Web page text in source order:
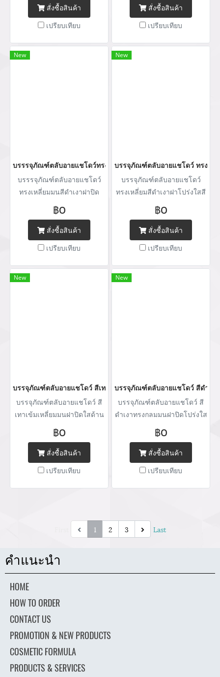
สั่งซื้อสินค้า
เปรียบเทียบ
สั่งซื้อสินค้า
เปรียบเทียบ
New
บรรรจุภัณฑ์ตลับอายแชโดว์ทรงเหลี่ยมมนสีดำเงา
บรรรจุภัณฑ์ตลับอายแชโดว์
ทรงเหลี่ยมมนสีดำเงาฝาปิด
โปร่งใสมี 3 ซ่อง
฿0
สั่งซื้อสินค้า
เปรียบเทียบ
New
บรรจุภัณฑ์ตลับอายแชโดว์ ทรงเหลี่
บรรจุภัณฑ์ตลับอายแชโดว์
ทรงเหลี่ยมสีดำเงาฝาโปร่งใสสี
ดำตรงกลางติดกระจกแบบฝา
นูน
฿0
สั่งซื้อสินค้า
เปรียบเทียบ
New
บรรจุภัณฑ์ตลับอายแชโดว์ สีเทาเข้มเหลี่ยม
บรรจุภัณฑ์ตลับอายแชโดว์ สี
เทาเข้มเหลี่ยมมนฝาปิดใสด้าน
นุ ซ่อง 3 กรัม
฿0
สั่งซื้อสินค้า
เปรียบเทียบ
New
บรรจุภัณฑ์ตลับอายแชโดว์ สีดำเง
บรรจุภัณฑ์ตลับอายแชโดว์ สี
ดำเงาทรงกลมมนฝาปิดโปร่งใส
฿0
สั่งซื้อสินค้า
เปรียบเทียบ
1 2 3 Last
คำแนะนำ
HOME
HOW TO ORDER
CONTACT US
PROMOTION & NEW PRODUCTS
COSMETIC FORMULA
PRODUCTS & SERVICES